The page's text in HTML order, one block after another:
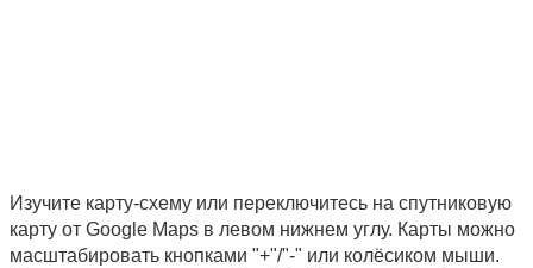
Изучите карту-схему или переключитесь на спутниковую
карту от Google Maps в левом нижнем углу. Карты можно
масштабировать кнопками "+"/"-" или колёсиком мыши.